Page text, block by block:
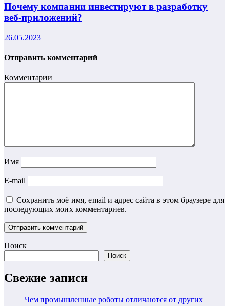
Почему компании инвестируют в разработку
веб-приложений?
26.05.2023
Отправить комментарий
Комментарии
Имя
E-mail
Сохранить моё имя, email и адрес сайта в этом браузере для
последующих моих комментариев.
Поиск
Поиск
Свежие записи
Чем промышленные роботы отличаются от других